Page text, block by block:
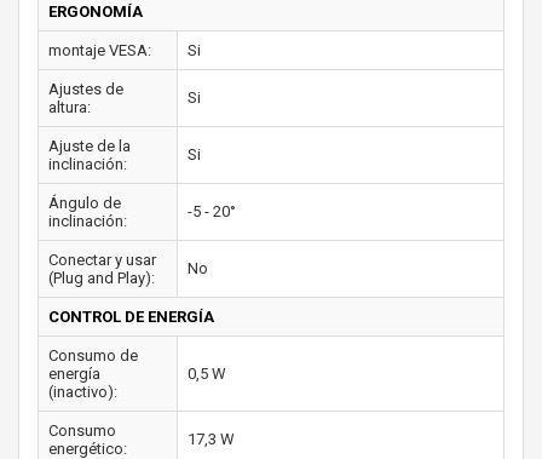
ERGONOMÍA
montaje VESA: Si
Ajustes de
altura:
Si
Ajuste de la
inclinación:
Si
Ángulo de
inclinación:
-5 - 20°
Conectar y usar
(Plug and Play):
No
CONTROL DE ENERGÍA
Consumo de
energía
(inactivo):
0,5 W
Consumo
energético:
17,3 W